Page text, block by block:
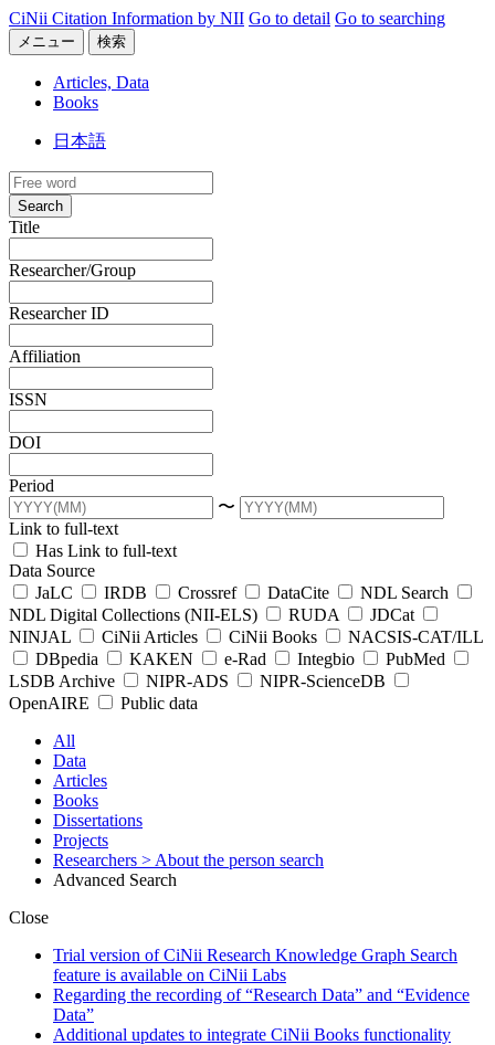
CiNii Citation Information by NII Go to detail Go to searching
メニュー 検索
Articles, Data
Books
日本語
Search
Title
Researcher/Group
Researcher ID
Affiliation
ISSN
DOI
Period
〜
Link to full-text
Has Link to full-text
Data Source
JaLC
IRDB Crossref DataCite
NDL Search
NDL Digital Collections (NII-ELS)
RUDA
JDCat
NINJAL
CiNii Articles CiNii Books
NACSIS-CAT/ILL
DBpedia
KAKEN e-Rad Integbio
PubMed
LSDB Archive
NIPR-ADS
NIPR-ScienceDB
OpenAIRE
Public data
All
Data
Articles
Books
Dissertations
Projects
Researchers > About the person search
Advanced Search
Close
Trial version of CiNii Research Knowledge Graph Search
feature is available on CiNii Labs
Regarding the recording of “Research Data” and “Evidence
Data”
Additional updates to integrate CiNii Books functionality